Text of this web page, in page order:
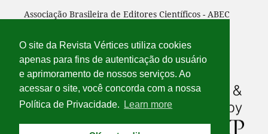
O site da Revista Vértices utiliza cookies
apenas para fins de autenticação do usuário
e aprimoramento de nossos serviços. Ao
acessar o site, você concorda com a nossa
Política de Privacidade.
Learn more
Associação Brasileira de Editores Científicos - ABEC